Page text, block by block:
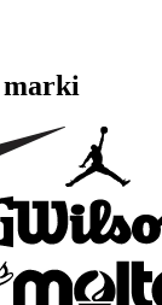
marki